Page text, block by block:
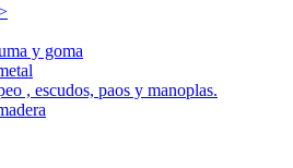
y goma
, escudos, paos y manoplas.